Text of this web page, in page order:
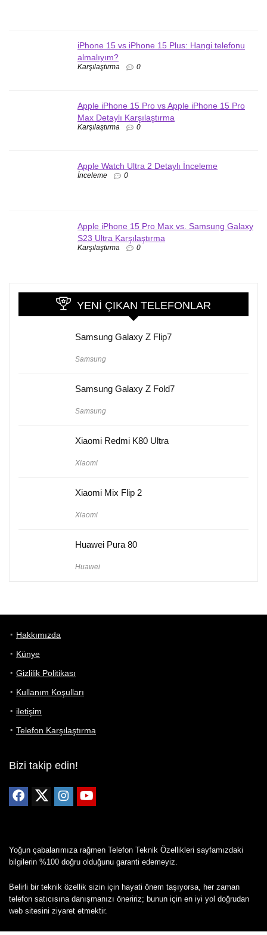
iPhone 15 vs iPhone 15 Plus: Hangi telefonu
almalıyım?
Karşılaştırma 0
Apple iPhone 15 Pro vs Apple iPhone 15 Pro
Max Detaylı Karşılaştırma
Karşılaştırma 0
Apple Watch Ultra 2 Detaylı İnceleme
İnceleme 0
Apple iPhone 15 Pro Max vs. Samsung Galaxy
S23 Ultra Karşılaştırma
Karşılaştırma 0
YENI ÇIKAN TELEFONLAR
Samsung Galaxy Z Flip7
Samsung
Samsung Galaxy Z Fold7
Samsung
Xiaomi Redmi K80 Ultra
Xiaomi
Xiaomi Mix Flip 2
Xiaomi
Huawei Pura 80
Huawei
Hakkımızda
Künye
Gizlilik Politikası
Kullanım Koşulları
iletişim
Telefon Karşılaştırma
Bizi takip edin!
Yoğun çabalarımıza rağmen Telefon Teknik Özellikleri sayfamızdaki
bilgilerin %100 doğru olduğunu garanti edemeyiz.
Belirli bir teknik özellik sizin için hayati önem taşıyorsa, her zaman
telefon satıcısına danışmanızı öneririz; bunun için en iyi yol doğrudan
web sitesini ziyaret etmektir.